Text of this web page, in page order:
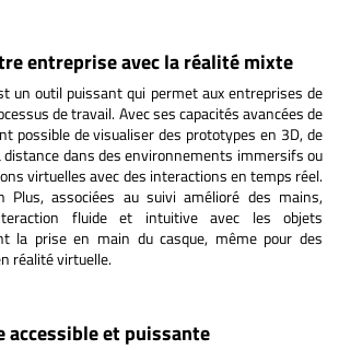
entreprise avec la réalité mixte
un outil puissant qui permet aux entreprises de
de travail. Avec ses capacités avancées de
possible de visualiser des prototypes en 3D, de
distance dans des environnements immersifs ou
virtuelles avec des interactions en temps réel.
Plus, associées au suivi amélioré des mains,
fluide et intuitive avec les objets
la prise en main du casque, même pour des
réalité virtuelle.
accessible et puissante